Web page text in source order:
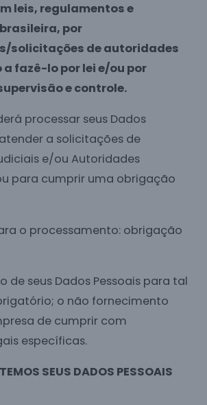
leis, regulamentos e
por
solicitações de autoridades
fazê-lo por lei e/ou por
e controle.
processar seus Dados
a solicitações de
e/ou Autoridades
para cumprir uma obrigação
o processamento: obrigação
de seus Dados Pessoais para tal
o não fornecimento
de cumprir com
específicas.
SEUS DADOS PESSOAIS